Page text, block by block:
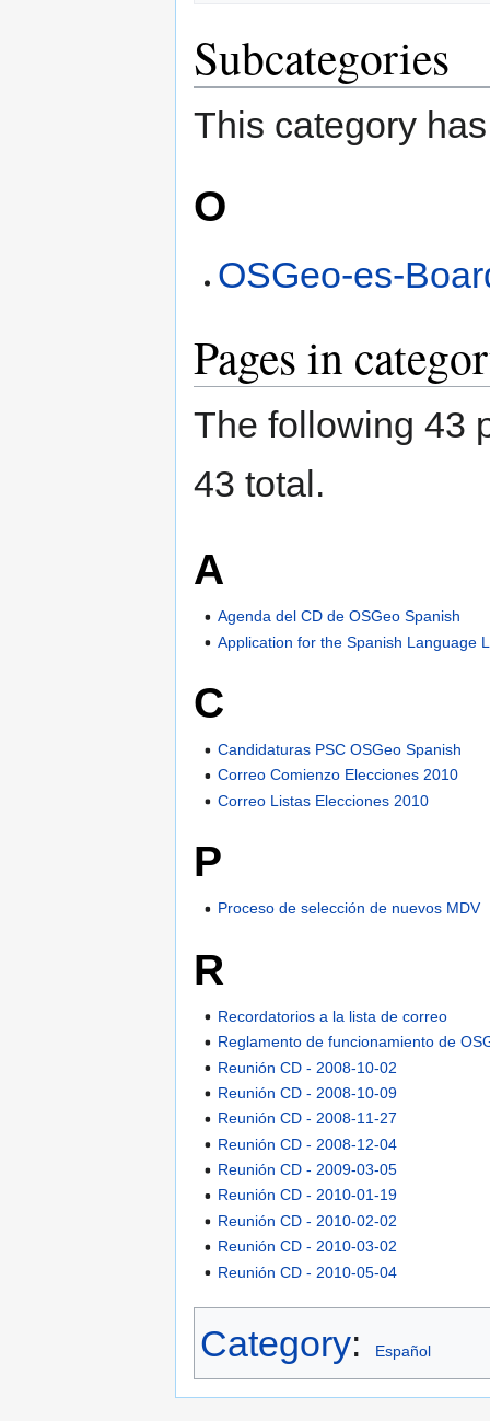
Subcategories
This category
O
OSGeo-es-
Pages in
The following 43
43 total.
A
Agenda del CD de OSGeo Spanish
Application for the Spanish Language
C
Candidaturas PSC OSGeo Spanish
Correo Comienzo Elecciones 2010
Correo Listas Elecciones 2010
P
Proceso de selección de nuevos MDV
R
Recordatorios a la lista de correo
Reglamento de funcionamiento de
Reunión CD - 2008-10-02
Reunión CD - 2008-10-09
Reunión CD - 2008-11-27
Reunión CD - 2008-12-04
Reunión CD - 2009-03-05
Reunión CD - 2010-01-19
Reunión CD - 2010-02-02
Reunión CD - 2010-03-02
Reunión CD - 2010-05-04
Category: Español